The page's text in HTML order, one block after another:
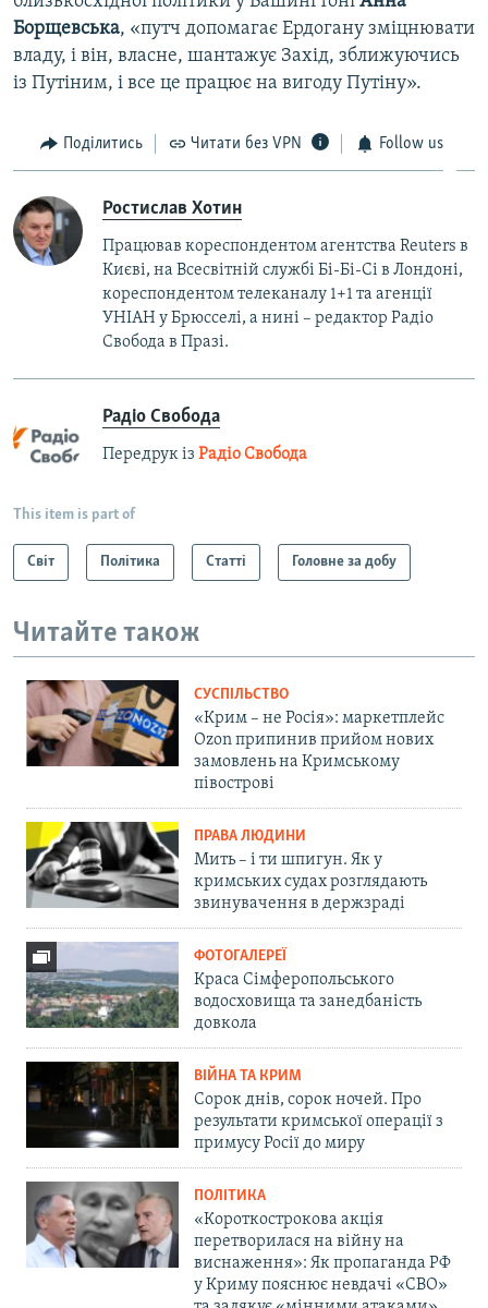
Борщевська, «путч допомагає Ердогану зміцнювати
владу, і він, власне, шантажує Захід, зближуючись
із Путіним, і все це працює на вигоду Путіну».
Поділитись Читати без VPN Follow us
Ростислав Хотин
Працював кореспондентом агентства Reuters в
Києві, на Всесвітній службі Бі-Бі-Сі в Лондоні,
кореспондентом телеканалу 1+1 та агенції
УНІАН у Брюсселі, а нині – редактор Радіо
Свобода в Празі.
Радіо Свобода
Передрук із Радіо Свобода
This item is part of
Світ Політика Статті Головне за добу
Читайте також
СУСПІЛЬСТВО
«Крим – не Росія»: маркетплейс
Ozon припинив прийом нових
замовлень на Кримському
півострові
ПРАВА ЛЮДИНИ
Мить – і ти шпигун. Як у
кримських судах розглядають
звинувачення в держзраді
ФОТОГАЛЕРЕЇ
Краса Сімферопольського
водосховища та занедбаність
довкола
ВІЙНА ТА КРИМ
Сорок днів, сорок ночей. Про
результати кримської операції з
примусу Росії до миру
ПОЛІТИКА
«Короткострокова акція
перетворилася на війну на
виснаження»: Як пропаганда РФ
у Криму пояснює невдачі «СВО»